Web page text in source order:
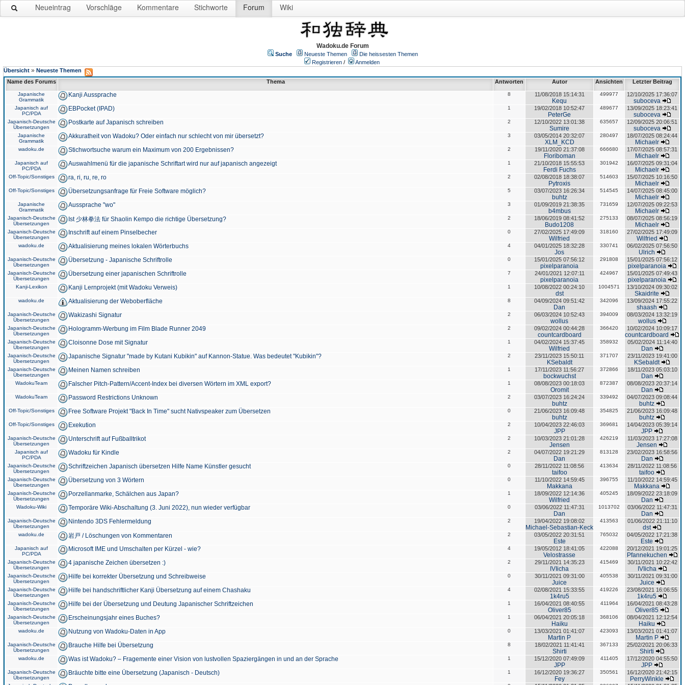
Neueintrag Vorschläge Kommentare Stichworte Forum Wiki
Wadoku.de Forum
Suche Neueste Themen
Die heissesten Themen
Registrieren /
Anmelden
Übersicht » Neueste Themen
Name des Forums
Thema Antworten Autor Ansichten Letzter Beitrag
Japanische
Grammatik
Kanji Aussprache 8 11/08/2018 15:14:31
Kequ
499977 12/10/2025 17:36:07
suboceva
Japanisch auf
PC/PDA
EBPocket (IPAD) 1 19/02/2018 10:52:47
PeterGe
489677 13/09/2025 18:23:41
suboceva
Japanisch-Deutsche
Übersetzungen
Postkarte auf Japanisch schreiben 2 12/10/2022 13:01:38
Sumire
635657 12/09/2025 20:06:51
suboceva
Japanische
Grammatik
Akkuratheit von Wadoku? Oder einfach nur schlecht von mir übersetzt? 3 03/05/2014 20:32:07
XLM_KCD
280497 18/07/2025 08:24:44
Michaelr
wadoku.de Stichwortsuche warum ein Maximum von 200 Ergebnissen? 2 19/11/2020 21:37:08
Floriboman
666680 17/07/2025 08:57:31
Michaelr
Japanisch auf
PC/PDA
Auswahlmenü für die japanische Schriftart wird nur auf japanisch angezeigt 1 21/10/2018 15:55:53
Ferdi Fuchs
301942 16/07/2025 09:31:04
Michaelr
Off-Topic/Sonstiges ra, ri, ru, re, ro 2 02/08/2018 18:38:07
Pytroxis
514603 15/07/2025 10:16:50
Michaelr
Off-Topic/Sonstiges Übersetzungsanfrage für Freie Software möglich? 5 03/07/2023 16:26:34
buhtz
514545 14/07/2025 08:45:00
Michaelr
Japanische
Grammatik
Aussprache "wo" 3 01/09/2019 21:38:35
b4mbus
731659 12/07/2025 09:22:53
Michaelr
Japanisch-Deutsche
Übersetzungen
Ist 少林拳法 für Shaolin Kempo die richtige Übersetzung? 2 18/06/2019 08:41:52
Budo1208
275133 08/07/2025 08:56:19
Michaelr
Japanisch-Deutsche
Übersetzungen
Inschrift auf einem Pinselbecher 0 27/02/2025 17:49:09
Wilfried
318160 27/02/2025 17:49:09
Wilfried
wadoku.de Aktualisierung meines lokalen Wörterbuchs 4 04/01/2025 18:32:28
Jos
330741 06/02/2025 07:56:50
Ulrich
Japanisch-Deutsche
Übersetzungen
Übersetzung - Japanische Schriftrolle 0 15/01/2025 07:56:12
pixelparanoia
291808 15/01/2025 07:56:12
pixelparanoia
Japanisch-Deutsche
Übersetzungen
Übersetzung einer japanischen Schriftrolle 7 24/01/2021 12:07:11
pixelparanoia
424967 15/01/2025 07:49:43
pixelparanoia
Kanji-Lexikon Kanji Lernprojekt (mit Wadoku Verweis) 1 10/08/2022 00:24:10
dst
1004571 13/10/2024 09:30:02
Skaidrite
wadoku.de Aktualisierung der Weboberfläche 8 04/09/2024 09:51:42
Dan
342096 13/09/2024 17:55:22
shaash
Japanisch-Deutsche
Übersetzungen
Wakizashi Signatur 2 06/03/2024 10:52:43
wollus
394009 08/03/2024 13:32:19
wollus
Japanisch-Deutsche
Übersetzungen
Hologramm-Werbung im Film Blade Runner 2049 2 09/02/2024 00:44:28
countcardboard
366420 10/02/2024 10:09:17
countcardboard
Japanisch-Deutsche
Übersetzungen
Cloisonne Dose mit Signatur 1 04/02/2024 15:37:45
Wilfried
358932 05/02/2024 11:14:40
Dan
Japanisch-Deutsche
Übersetzungen
Japanische Signatur "made by Kutani Kubikin" auf Kannon-Statue. Was bedeutet "Kubikin"? 2 23/11/2023 15:50:11
KSebaldt
371707 23/11/2023 19:41:00
KSebaldt
Japanisch-Deutsche
Übersetzungen
Meinen Namen schreiben 1 17/11/2023 11:56:27
bockwuchst
372866 18/11/2023 05:03:10
Dan
WadokuTeam Falscher Pitch-Pattern/Accent-Index bei diversen Wörtern im XML export? 1 08/08/2023 00:18:03
Oromit
872387 08/08/2023 20:37:14
Dan
WadokuTeam Password Restrictions Unknown 2 03/07/2023 16:24:24
buhtz
339492 04/07/2023 09:08:44
buhtz
Off-Topic/Sonstiges Free Software Projekt "Back In Time" sucht Nativspeaker zum Übersetzen 0 21/06/2023 16:09:48
buhtz
354825 21/06/2023 16:09:48
buhtz
Off-Topic/Sonstiges Exekution 2 10/04/2023 22:46:03
JPP
369681 14/04/2023 05:39:14
JPP
Japanisch-Deutsche
Übersetzungen
Unterschrift auf Fußballtrikot 2 10/03/2023 21:01:28
Jensen
426219 11/03/2023 17:27:08
Jensen
Japanisch auf
PC/PDA
Wadoku für Kindle 2 04/07/2022 19:21:29
Dan
813128 23/02/2023 16:58:56
Dan
Japanisch-Deutsche
Übersetzungen
Schriftzeichen Japanisch übersetzen Hilfe Name Künstler gesucht 0 28/11/2022 11:08:56
taifoo
413634 28/11/2022 11:08:56
taifoo
Japanisch-Deutsche
Übersetzungen
Übersetzung von 3 Wörtern 0 11/10/2022 14:59:45
Makkana
396755 11/10/2022 14:59:45
Makkana
Japanisch-Deutsche
Übersetzungen
Porzellanmarke, Schälchen aus Japan? 1 18/09/2022 12:14:36
Wilfried
405245 18/09/2022 23:18:09
Dan
Wadoku-Wiki Temporäre Wiki-Abschaltung (3. Juni 2022), nun wieder verfügbar 0 03/06/2022 11:47:31
Dan
1013702 03/06/2022 11:47:31
Dan
Japanisch-Deutsche
Übersetzungen
Nintendo 3DS Fehlermeldung 2 19/04/2022 19:08:02
Michael-Sebastian-Keck
413563 01/06/2022 21:11:10
dst
wadoku.de 岩戸 / Löschungen von Kommentaren 2 03/05/2022 20:31:51
Este
765032 04/05/2022 17:21:38
Este
Japanisch auf
PC/PDA
Microsoft IME und Umschalten per Kürzel - wie? 4 19/05/2012 18:41:05
Velostrasse
422088 20/12/2021 19:01:25
Pfannekuchen
Japanisch-Deutsche
Übersetzungen
4 japanische Zeichen übersetzen :) 2 29/11/2021 14:35:23
IVIicha
415469 30/11/2021 10:22:42
IVIicha
Japanisch-Deutsche
Übersetzungen
Hilfe bei korrekter Übersetzung und Schreibweise 0 30/11/2021 09:31:00
Juice
405538 30/11/2021 09:31:00
Juice
Japanisch-Deutsche
Übersetzungen
Hilfe bei handschriftlicher Kanji Übersetzung auf einem Chashaku 4 02/08/2021 15:33:55
1k4ru5
419226 23/08/2021 16:06:55
1k4ru5
Japanisch-Deutsche
Übersetzungen
Hilfe bei der Übersetzung und Deutung Japanischer Schriftzeichen 1 16/04/2021 08:40:55
Oliver85
411964 16/04/2021 08:43:28
Oliver85
Japanisch-Deutsche
Übersetzungen
Erscheinungsjahr eines Buches? 1 06/04/2021 20:05:18
Haiku
368106 08/04/2021 12:12:54
Haiku
wadoku.de Nutzung von Wadoku-Daten in App 0 13/03/2021 01:41:07
Martin P
423093 13/03/2021 01:41:07
Martin P
Japanisch-Deutsche
Übersetzungen
Brauche Hilfe bei Übersetzung 8 18/02/2021 11:41:41
Shirti
367133 25/02/2021 20:06:33
Shirti
wadoku.de Was ist Wadoku? – Fragemente einer Vision von lustvollen Spaziergängen in und an der Sprache 1 15/12/2020 07:49:09
JPP
411405 17/12/2020 04:55:50
JPP
Japanisch-Deutsche
Übersetzungen
Bräuchte bitte eine Übersetzung (Japanisch - Deutsch) 1 16/12/2020 19:36:27
Fey
350561 16/12/2020 21:42:15
PerryWinkle